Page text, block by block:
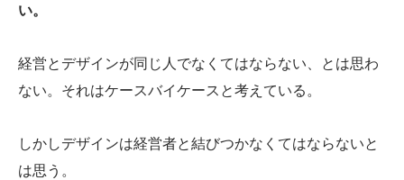
い。
経営とデザインが同じ人でなくてはならない、とは思わ
ない。それはケースバイケースと考えている。
しかしデザインは経営者と結びつかなくてはならないと
は思う。